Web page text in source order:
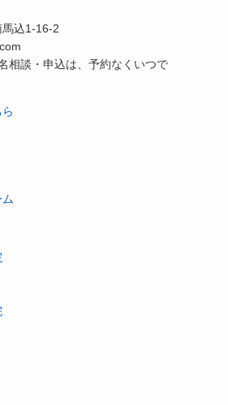
込1-16-2
相談・申込は、予約なくいつで